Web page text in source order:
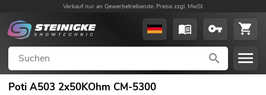
Verkauf nur an Gewerbetreibende. Preise zzgl. MwSt.
Poti A503 2x50KOhm CM-5300